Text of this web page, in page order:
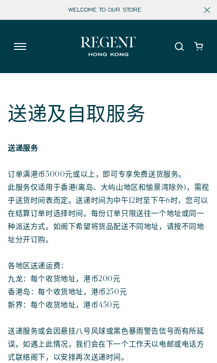
容
WELCOME TO OUR STORE
物
送递及自取服务
送递服务
订单满港币3000元或以上，即可专享免费送货服务。
此服务仅适用于香港(离岛、大屿山地区和愉景湾除外)，需视
乎送货时间表而定。送递时间为中午12时至下午6时，您可以
在结算订单时选择时间。每份订单只限送往一个地址或同一
种派送方式。如阁下希望将货品配送不同地址，请按不同地
址分开订购。
各地区送递运费：
九龙：每个收货地址，港币200元
香港岛：每个收货地址，港币250元
新界：每个收货地址，港币450元
送递服务或会因悬挂八号风球或黑色暴雨警告信号而有所延
误。如遇上此情况，我们会在下一个工作天以电邮或电话方
式联络阁下，以安排再次送递时间。